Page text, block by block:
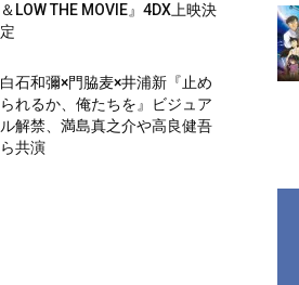
＆LOW THE MOVIE』4DX上映決
定
白石和彌×門脇麦×井浦新『止め
られるか、俺たちを』ビジュア
ル解禁、満島真之介や高良健吾
ら共演